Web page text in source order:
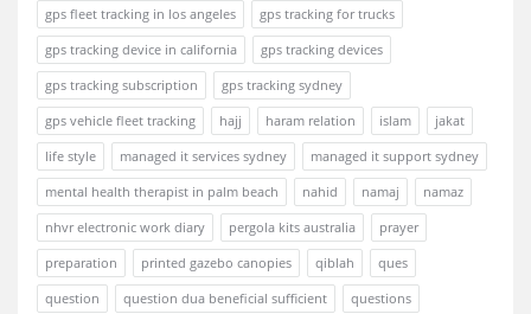
gps fleet tracking in los angeles
gps tracking for trucks
gps tracking device in california
gps tracking devices
gps tracking subscription
gps tracking sydney
gps vehicle fleet tracking
hajj haram relation islam
jakat
life style
managed it services sydney
managed it support sydney
mental health therapist in palm beach
nahid namaj
namaz
nhvr electronic work diary
pergola kits australia
prayer
preparation
printed gazebo canopies qiblah
ques
question
question dua beneficial sufficient
questions